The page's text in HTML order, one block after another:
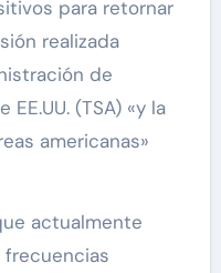
para retornar
realizada
de
(TSA) «y la
americanas»
actualmente
frecuencias